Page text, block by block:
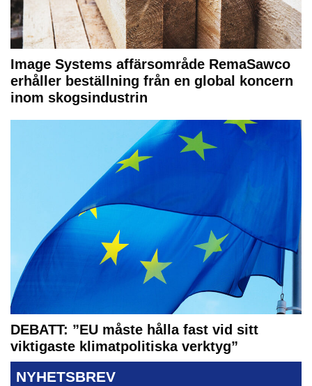
Image Systems affärsområde RemaSawco
erhåller beställning från en global koncern
inom skogsindustrin
DEBATT: ”EU måste hålla fast vid sitt
viktigaste klimatpolitiska verktyg”
NYHETSBREV